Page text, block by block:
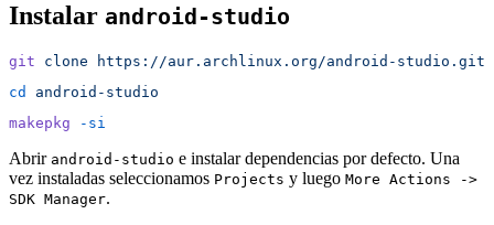
Instalar android-studio
git clone https://aur.archlinux.org/android-studio.git
cd
android-studio
makepkg -si
Abrir android-studio e instalar dependencias por defecto. Una
vez instaladas seleccionamos Projects y luego More Actions ->
SDK Manager.